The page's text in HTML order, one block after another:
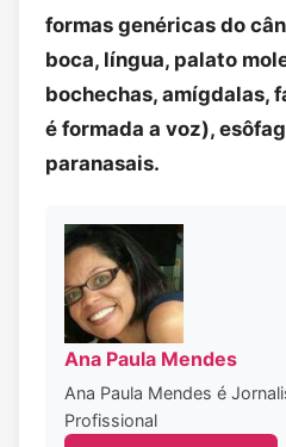
formas genéricas do
boca, língua, palato
bochechas, amígdalas,
é formada a voz),
paranasais.
Ana Paula Mendes
Ana Paula Mendes é
Profissional